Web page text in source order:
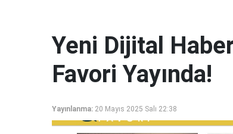
Yeni Dijital
Favori Yayında!
Yayınlanma: 20 Mayıs 2025 Salı 22:38